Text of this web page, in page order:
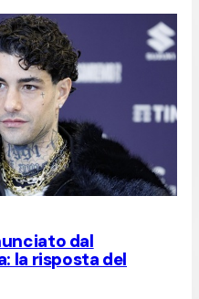
dal
la risposta del